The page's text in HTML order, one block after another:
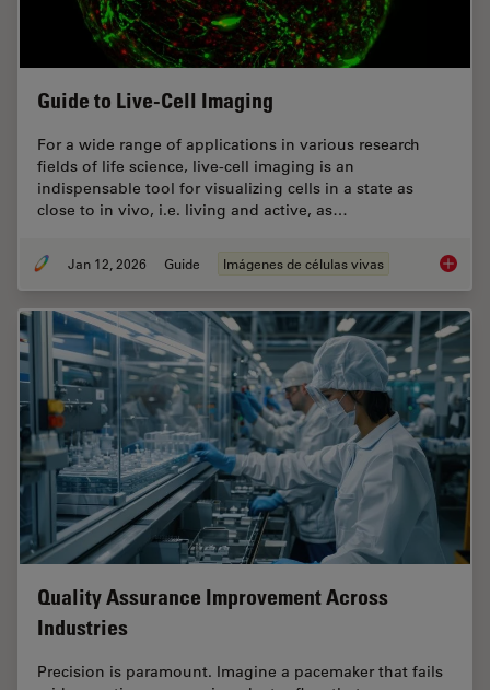
Guide to Live-Cell Imaging
For a wide range of applications in various research
fields of life science, live-cell imaging is an
indispensable tool for visualizing cells in a state as
close to in vivo, i.e. living and active, as…
Jan 12, 2026 Guide Imágenes de células vivas Guide
Quality Assurance Improvement Across
Industries
Precision is paramount. Imagine a pacemaker that fails